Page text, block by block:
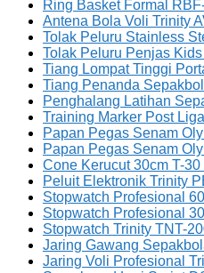
Ring Basket Formal
Antena Bola Voli Trinity
Tolak Peluru Stainless
Tolak Peluru Penjas
Tiang Lompat Tinggi
Tiang Penanda
Penghalang Latihan
Training Marker Post
Papan Pegas Senam
Papan Pegas Senam
Cone Kerucut 30cm T-
Peluit Elektronik Trinity
Stopwatch Profesional
Stopwatch Profesional
Stopwatch Trinity TNT-
Jaring Gawang
Jaring Voli Profesional